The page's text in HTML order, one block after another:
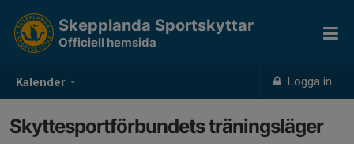
Kalender Logga in
Skepplanda Sportskyttar
Officiell hemsida
Skyttesportförbundets träningsläger